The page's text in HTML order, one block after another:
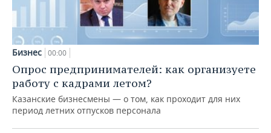
Бизнес 00:00
Опрос предпринимателей: как организуете
работу с кадрами летом?
Казанские бизнесмены — о том, как проходит для них
период летних отпусков персонала